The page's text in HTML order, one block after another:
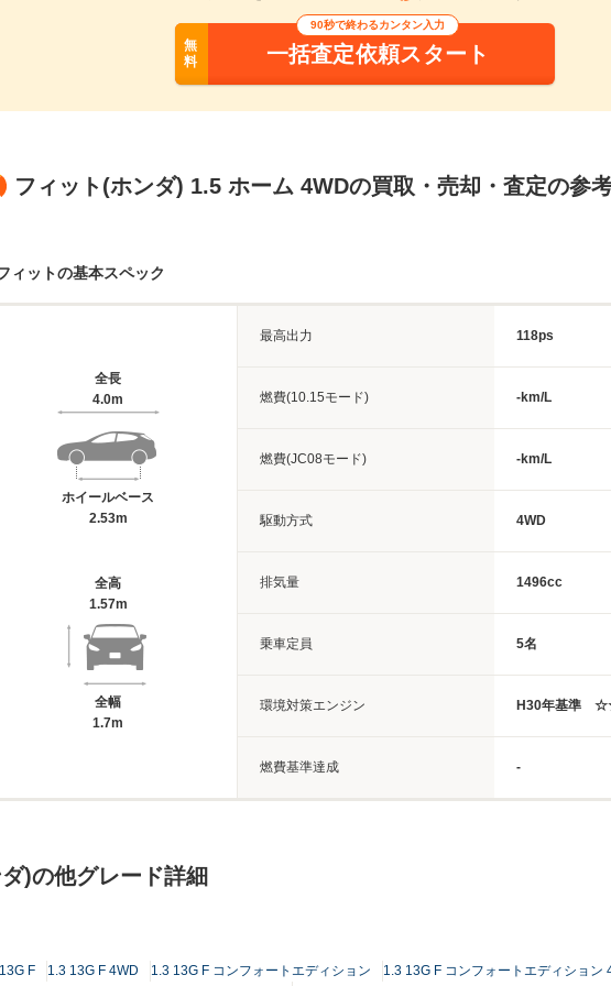
無
料
90秒で終わるカンタン入力
一括査定依頼スタート
フィット(ホンダ) 1.5 ホーム 4WDの買取・売却・査定の参
ィットの基本スペック
全長
4.0m
ホイールベース
2.53m
全高
1.57m
全幅
1.7m
最高出力 118ps
燃費(10.15モード) -km/L
燃費(JC08モード) -km/L
駆動方式 4WD
排気量 1496cc
乗車定員 5名
環境対策エンジン H30年基準
燃費基準達成 -
)の他グレード詳細
F 1.3 13G F 4WD 1.3 13G F コンフォートエディション
1.3 13G F コンフォートエディション